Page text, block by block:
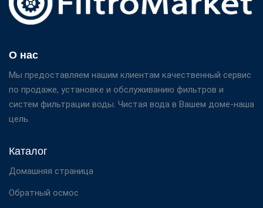
О нас
Мы предоставляем нашим клиентам качественный сервис
по продаже, установке и обслуживанию фильтров и
систем фильтрации воды. Чистая вода в Вашем доме-наша
цель.
Каталог
Домашняя страница
Обратный осмос